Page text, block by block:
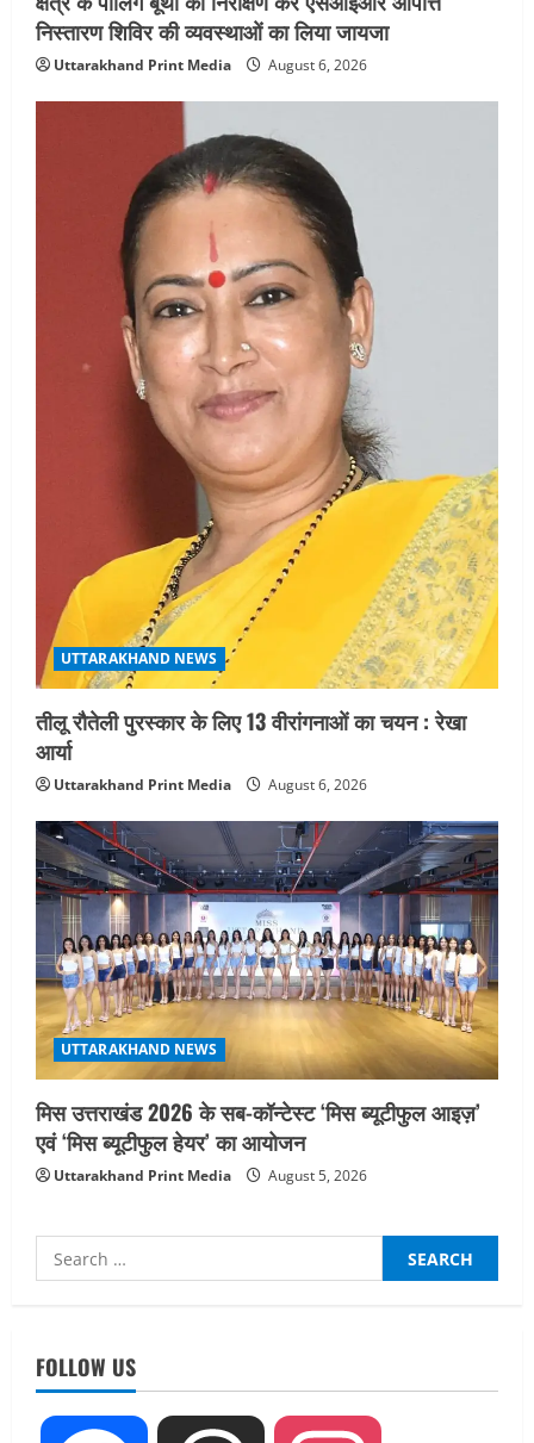
निस्तारण शिविर की व्यवस्थाओं का लिया जायजा
Uttarakhand Print Media August 6, 2026
UTTARAKHAND NEWS
तीलू रौतेली पुरस्कार के लिए 13 वीरांगनाओं का चयन : रेखा
आर्या
Uttarakhand Print Media August 6, 2026
UTTARAKHAND NEWS
मिस उत्तराखंड 2026 के सब-कॉन्टेस्ट ‘मिस ब्यूटीफुल आइज़’
एवं ‘मिस ब्यूटीफुल हेयर’ का आयोजन
Uttarakhand Print Media August 5, 2026
Search
for:
FOLLOW US
August 6, 2026